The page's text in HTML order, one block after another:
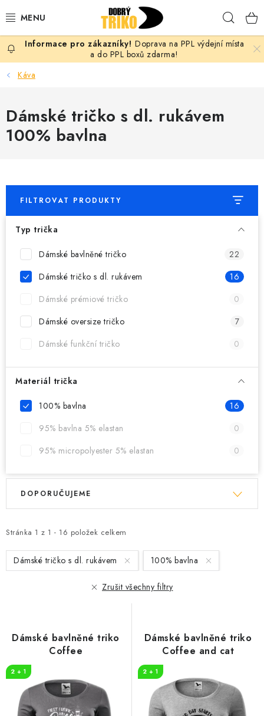
na
PRO ŽENY
PRO MUŽE
PRO DĚTI
DOPLŇKY
VLASTNÍ MOTIV
TRIČKA
OKAMŽITĚ K ODBĚRU
B2B
VÁNOCE
Časté otázky
Doprava a platba
Zásady zpracování ochrany osobních údajů
Kontakty
Doprava na PPL výdejní místa
a do PPL boxů zdarma!
Káva
Dámské tričko s dl. rukávem
100% bavlna
FILTROVAT PRODUKTY
Typ trička
Dámské bavlněné tričko
22
Dámské tričko s dl. rukávem
16
Dámské prémiové tričko
0
Dámské oversize tričko
7
Dámské funkční tričko
0
Materiál trička
100% bavlna
16
95% bavlna 5% elastan
0
95% micropolyester 5% elastan
0
V
i
s
p
u
t
ů
Stránka 1 z 1 - 16 položek celkem
Ř
e
n
í
d
k
t
DOPORUČUJEME
Dámské tričko s dl. rukávem 100% bavlna
Zrušit všechny filtry
Dámské bavlněné triko
Coffee
2 + 1
Dámské bavlněné triko
Coffee and cat
2 + 1